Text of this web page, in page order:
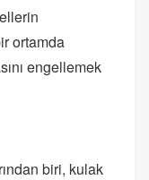
ortamda
engellemek
biri, kulak